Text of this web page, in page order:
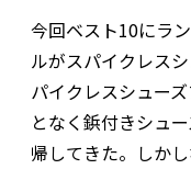
今回ベスト10にラ
ルがスパイクレス
パイクレスシュー
となく鋲付きシュ
帰してきた。しか